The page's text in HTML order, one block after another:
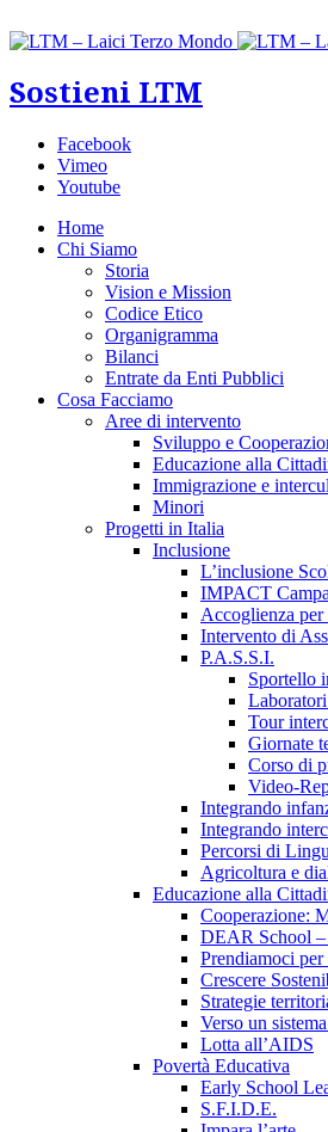
Sostieni LTM
Facebook
Vimeo
Youtube
Home
Chi Siamo
Storia
Vision e Mission
Codice Etico
Organigramma
Bilanci
Entrate da Enti Pubblici
Cosa Facciamo
Aree di intervento
Sviluppo e
Educazione alla
Immigrazione e
Minori
Progetti in Italia
Inclusione
L’inclusione
IMPACT
Accoglienza
Intervento di
P.A.S.S.I.
Sportello
Tour
Giornate
Corso di
Video-
Integrando
Integrando
Percorsi di
Agricoltura e
Educazione alla
Cooperazione:
DEAR School –
Prendiamoci
Crescere
Strategie
Verso un
Lotta all’AIDS
Povertà Educativa
Early School
S.F.I.D.E.